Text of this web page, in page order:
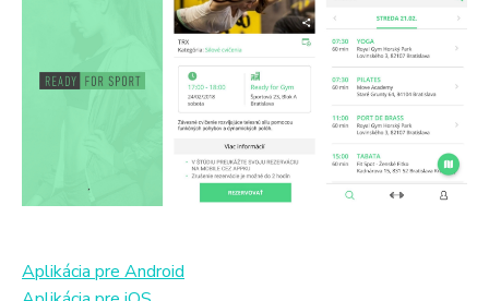
Aplikácia pre Android